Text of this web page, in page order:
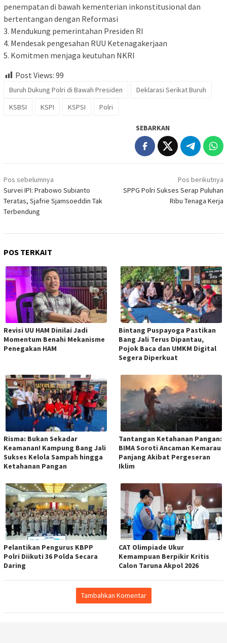
penempatan di bawah kementerian inkonstitusional dan
bertentangan dengan Reformasi
3. Mendukung pemerintahan Presiden RI
4. Mendesak pengesahan RUU Ketenagakerjaan
5. Komitmen menjaga keutuhan NKRI
Post Views: 99
Buruh Dukung Polri di Bawah Presiden
Deklarasi Serikat Buruh
KSBSI
KSPI KSPSI Polri
SEBARKAN
Navigasi
pos
Pos sebelumnya
Survei IPI: Prabowo Subianto
Teratas, Sjafrie Sjamsoeddin Tak
Terbendung
Pos berikutnya
SPPG Polri Sukses Serap Puluhan
Ribu Tenaga Kerja
POS TERKAIT
Revisi UU HAM Dinilai Jadi
Momentum Benahi Mekanisme
Penegakan HAM
Bintang Puspayoga Pastikan
Bang Jali Terus Dipantau,
Pojok Baca dan UMKM Digital
Segera Diperkuat
Risma: Bukan Sekadar
Keamanan! Kampung Bang Jali
Sukses Kelola Sampah hingga
Ketahanan Pangan
Tantangan Ketahanan Pangan:
BIMA Soroti Ancaman Kemarau
Panjang Akibat Pergeseran
Iklim
Pelantikan Pengurus KBPP
Polri Diikuti 36 Polda Secara
Daring
CAT Olimpiade Ukur
Kemampuan Berpikir Kritis
Calon Taruna Akpol 2026
Tambahkan Komentar